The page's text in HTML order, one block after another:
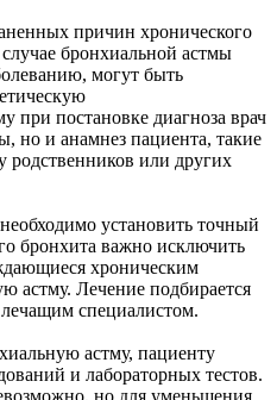
причин хронического
бронхиальной астмы
могут быть
при постановке диагноза врач
но и анамнез пациента, такие
родственников или других
установить точный
бронхита важно исключить
хроническим
астму. Лечение подбирается
специалистом.
астму, пациенту
и лабораторных тестов.
но для уменьшения